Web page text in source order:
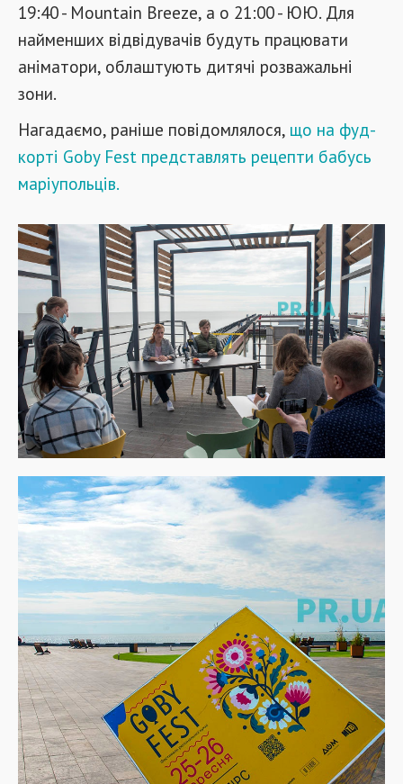
19:40 - Mountain Breeze, а о 21:00 - ЮЮ. Для
найменших відвідувачів будуть працювати
аніматори, облаштують дитячі розважальні
зони.
Нагадаємо, раніше повідомлялося, що на фуд-
корті Goby Fest представлять рецепти бабусь
маріупольців.